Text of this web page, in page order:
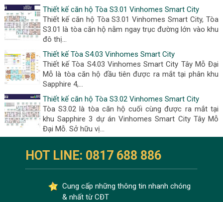
Thiết kế căn hộ Tòa S3.01 Vinhomes Smart City
Thiết kế căn hộ Tòa S3.01 Vinhomes Smart City, Tòa
S3.01 là tòa căn hộ nằm ngay trục đường lớn vào khu
đô thị...
Thiết kế Tòa S4.03 Vinhomes Smart City
Thiết kế Tòa S4.03 Vinhomes Smart City Tây Mỗ Đại
Mỗ là tòa căn hộ đầu tiên được ra mắt tại phân khu
Sapphire 4,...
Thiết kế căn hộ Tòa S3.02 Vinhomes Smart City
Tòa S3.02 là tòa căn hộ cuối cùng được ra mắt tại
khu Sapphire 3 dự án Vinhomes Smart City Tây Mỗ
Đại Mỗ. Sở hữu vị...
HOT LINE: 0817 688 886
Cung cấp những thông tin nhanh chóng
& nhất từ CĐT